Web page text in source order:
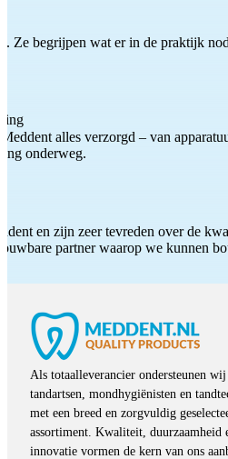
Ze begrijpen wat er in de praktijk
alles verzorgd – van
onderweg.
en zijn zeer tevreden over de
partner waarop we kunnen
Als totaalleverancier ondersteunen wij
tandartsen, mondhygiënisten en
met een breed en zorgvuldig
assortiment. Kwaliteit, duurzaamheid
innovatie vormen de kern van ons